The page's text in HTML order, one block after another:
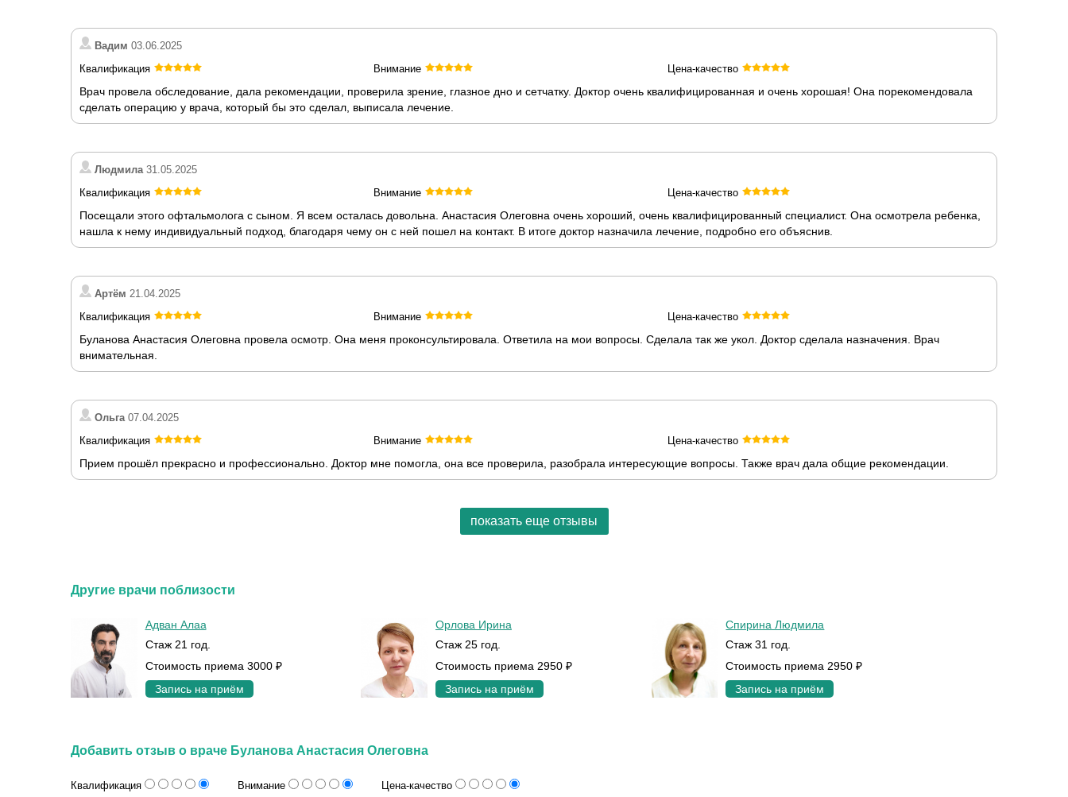
Вадим 03.06.2025
Квалификация
Внимание Цена-качество
Врач провела обследование, дала рекомендации, проверила зрение, глазное дно и сетчатку. Доктор очень квалифицированная и очень хорошая! Она порекомендовала
сделать операцию у врача, который бы это сделал, выписала лечение.
Людмила31.05.2025
Квалификация
Внимание Цена-качество
Посещали этого офтальмолога с сыном. Я всем осталась довольна. Анастасия Олеговна очень хороший, очень квалифицированный специалист. Она осмотрела ребенка,
нашла к нему индивидуальный подход, благодаря чему он с ней пошел на контакт. В итоге доктор назначила лечение, подробно его объяснив.
Артём 21.04.2025
Квалификация
Внимание Цена-качество
Буланова Анастасия Олеговна провела осмотр. Она меня проконсультировала. Ответила на мои вопросы. Сделала так же укол. Доктор сделала назначения. Врач
внимательная.
Ольга07.04.2025
Квалификация
Внимание Цена-качество
Прием прошёл прекрасно и профессионально. Доктор мне помогла, она все проверила, разобрала интересующие вопросы. Также врач дала общие рекомендации.
показать еще отзывы
Другие врачи поблизости
Адван Алаа
Стаж 21 год.
Стоимость приема 3000 ₽
Запись на приём
Орлова Ирина
Стаж 25 год.
Стоимость приема 2950 ₽
Запись на приём
Спирина Людмила
Стаж 31 год.
Стоимость приема 2950 ₽
Запись на приём
Добавить отзыв о враче Буланова Анастасия Олеговна
Квалификация Внимание
Цена-качество